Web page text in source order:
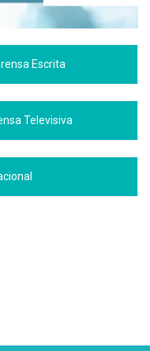
Escrita
Televisiva